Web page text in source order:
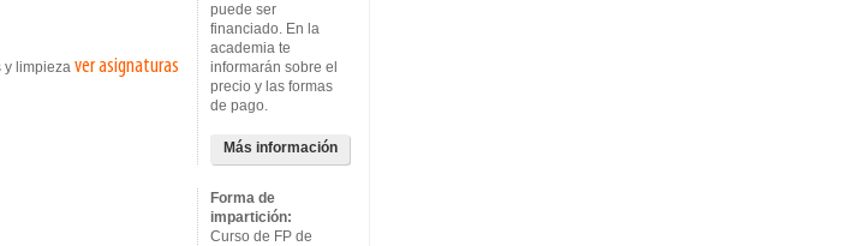
limpieza ver asignaturas
puede ser
financiado. En la
academia te
informarán sobre el
precio y las formas
de pago.
Más información
Forma de
impartición:
Curso de FP de